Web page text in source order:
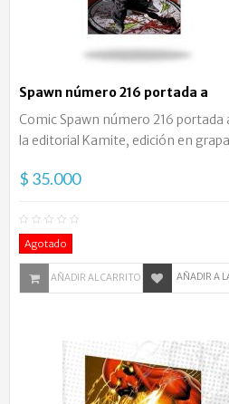
Spawn número 216 portada a
Comic Spawn número 216
la editorial Kamite, edición en
$ 35.000
Agotado
AÑADIR AL CARRITO AÑADIR A